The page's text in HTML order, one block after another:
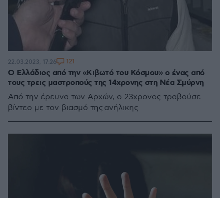
Ο Ελλάδιος από την «Κιβωτό του Κόσμου» ο ένας από
τους τρεις μαστροπούς της 14χρονης στη Νέα Σμύρνη
Από την έρευνα των Αρχών, ο 23χρονος τραβούσε
βίντεο με τον βιασμό της ανήλικης
22.03.2023, 17:26 121